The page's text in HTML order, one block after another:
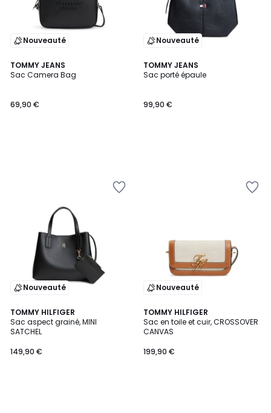
Nouveauté
TOMMY JEANS
Sac Camera Bag
69,90 €
Nouveauté
TOMMY JEANS
Sac porté épaule
99,90 €
Nouveauté
TOMMY HILFIGER
Sac aspect grainé, MINI
SATCHEL
149,90 €
Nouveauté
TOMMY HILFIGER
Sac en toile et cuir, CROSSOVER
CANVAS
199,90 €